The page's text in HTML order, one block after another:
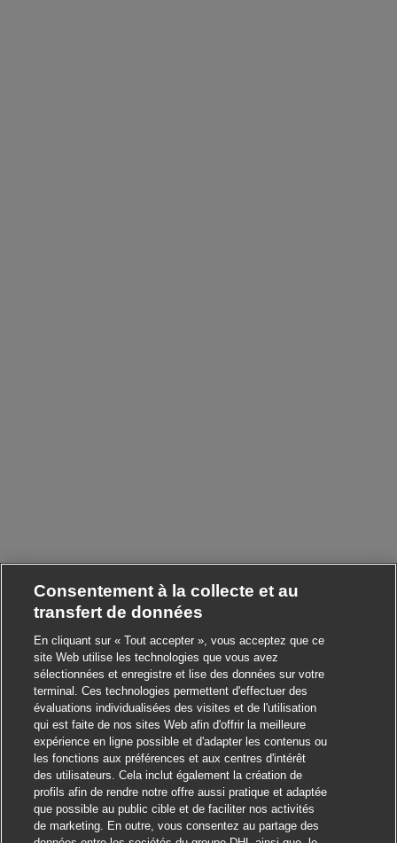
Consentement à la collecte et au
transfert de données
En cliquant sur « Tout accepter », vous acceptez que ce
site Web utilise les technologies que vous avez
sélectionnées et enregistre et lise des données sur votre
terminal. Ces technologies permettent d'effectuer des
évaluations individualisées des visites et de l'utilisation
qui est faite de nos sites Web afin d'offrir la meilleure
expérience en ligne possible et d'adapter les contenus ou
les fonctions aux préférences et aux centres d'intérêt
des utilisateurs. Cela inclut également la création de
profils afin de rendre notre offre aussi pratique et adaptée
que possible au public cible et de faciliter nos activités
de marketing. En outre, vous consentez au partage des